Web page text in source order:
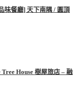
味餐廳] 天下南隅 / 圓頂
House 樹屋旅店 – 融